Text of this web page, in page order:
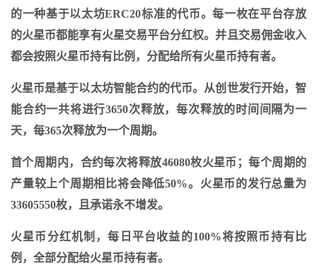
的一种基于以太坊ERC20标准的代币。每一枚在平台存放
的火星币都能享有火星交易平台分红权。并且交易佣金收入
都会按照火星币持有比例，分配给所有火星币持有者。
火星币是基于以太坊智能合约的代币。从创世发行开始，智
能合约一共将进行3650次释放，每次释放的时间间隔为一
天，每365次释放为一个周期。
首个周期内，合约每次将释放46080枚火星币；每个周期的
产量较上个周期相比将会降低50%。火星币的发行总量为
33605550枚，且承诺永不增发。
火星币分红机制，每日平台收益的100%将按照币持有比
例，全部分配给火星币持有者。